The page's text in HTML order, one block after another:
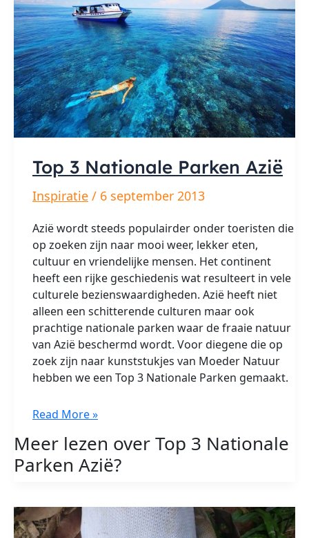
Top 3 Nationale Parken Azië
Inspiratie / 6 september 2013
Azië wordt steeds populairder onder toeristen die
op zoeken zijn naar mooi weer, lekker eten,
cultuur en vriendelijke mensen. Het continent
heeft een rijke geschiedenis wat resulteert in vele
culturele bezienswaardigheden. Azië heeft niet
alleen een schitterende culturen maar ook
prachtige nationale parken waar de fraaie natuur
van Azië beschermd wordt. Voor diegene die op
zoek zijn naar kunststukjes van Moeder Natuur
hebben we een Top 3 Nationale Parken gemaakt.
Top
Nationale
Parken
Read More »
Meer lezen over Top 3 Nationale
Parken Azië?